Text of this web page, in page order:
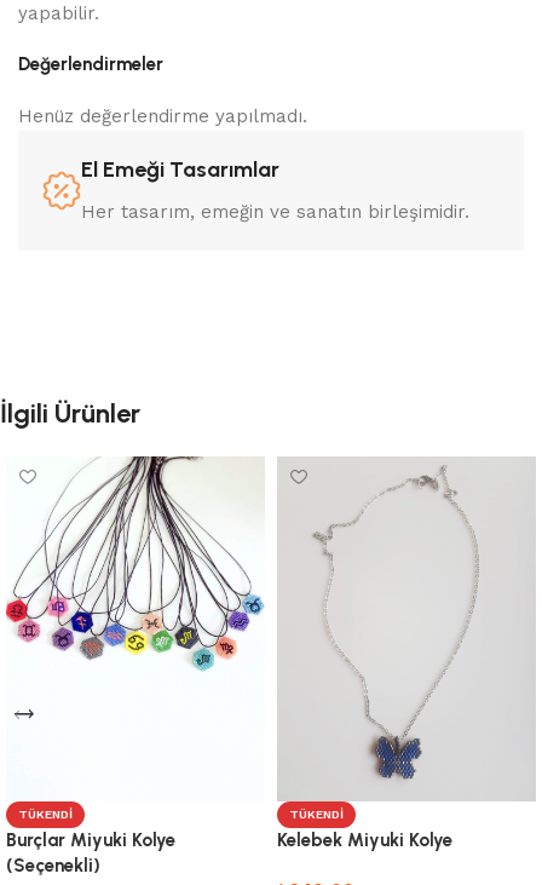
Değerlendirmeler
Henüz değerlendirme yapılmadı.
yapabilir.
El Emeği Tasarımlar
Her tasarım, emeğin ve sanatın birleşimidir.
İlgili Ürünler
TÜKENDI
Burçlar Miyuki Kolye
(Seçenekli)
TÜKENDI
Kelebek Miyuki Kolye